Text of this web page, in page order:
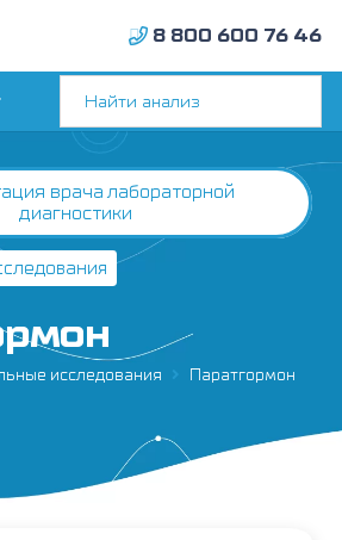
8 800 600 76 46
врача лабораторной
диагностики
исследования Паратгормон